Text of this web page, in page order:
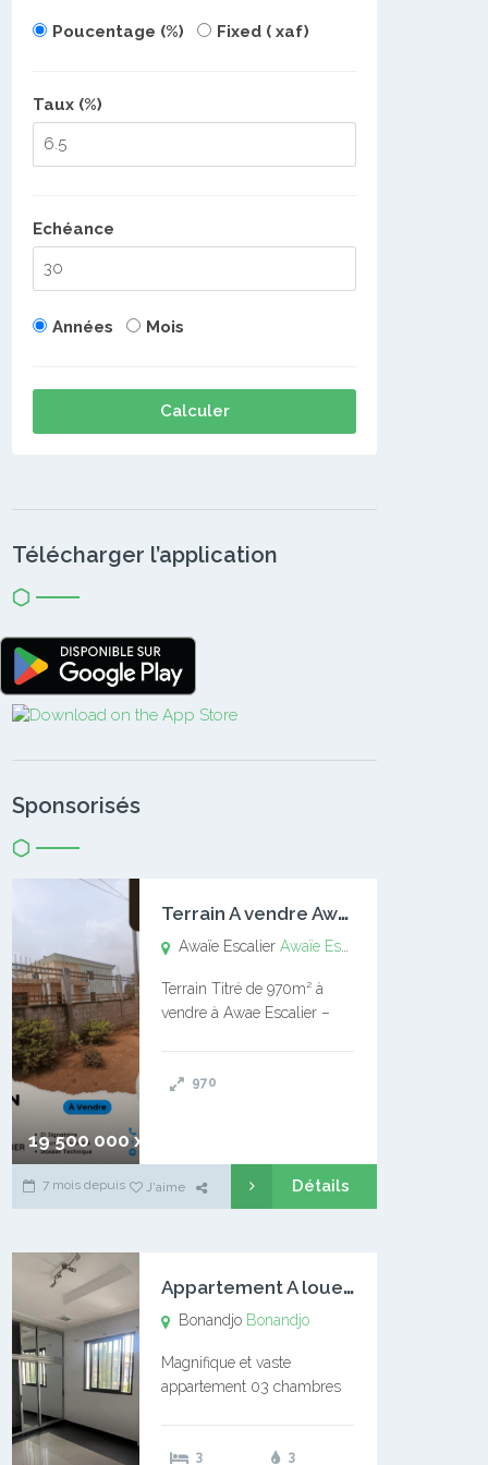
Poucentage (%) Fixed ( xaf)
Taux (%)
Echéance
Années Mois
Calculer
Télécharger l’application
Sponsorisés
19 500 000 xaf
T
errain A vendre Awaïe Escalier
Awaïe EscalierAwaïe Escalier
Terrain Titré de 970m² à
vendre à Awae Escalier –
l’Université Catholique –
970
7 mois depuis J'aime Détails
A
ppartement A louer Bonandjo
Bonandjo Bonandjo
Magnifique et vaste
appartement 03 chambres
douches 01 vaste salon 01
3
3